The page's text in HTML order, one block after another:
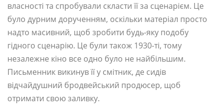
власності та спробували скласти її за сценарієм. Це
було дурним дорученням, оскільки матеріал просто
надто масивний, щоб зробити будь-яку подобу
гідного сценарію. Це були також 1930-ті, тому
незалежне кіно все одно було не найбільшим.
Письменник викинув її у смітник, де сидів
відчайдушний бродвейський продюсер, щоб
отримати свою заливку.